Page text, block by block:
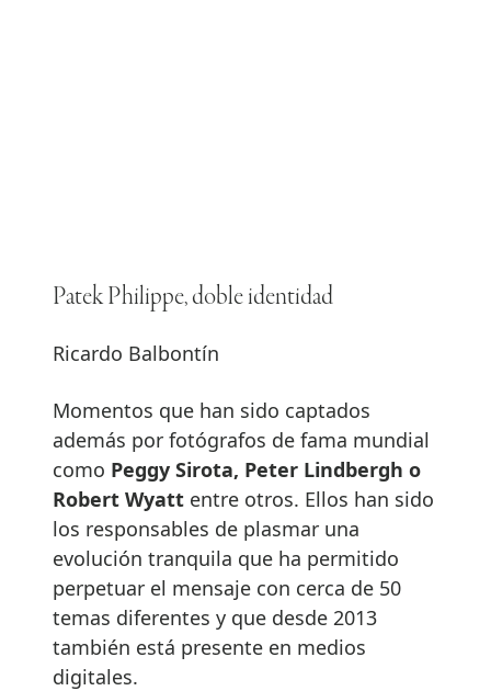
Patek Philippe, doble identidad
Ricardo Balbontín
Momentos que han sido captados
además por fotógrafos de fama mundial
como Peggy Sirota, Peter Lindbergh o
Robert Wyatt entre otros. Ellos han sido
los responsables de plasmar una
evolución tranquila que ha permitido
perpetuar el mensaje con cerca de 50
temas diferentes y que desde 2013
también está presente en medios
digitales.